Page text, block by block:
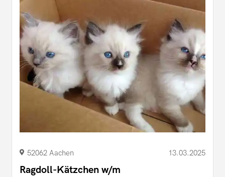
52062 Aachen 13.03.2025
Ragdoll-Kätzchen w/m